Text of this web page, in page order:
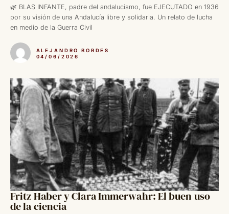
🌿 BLAS INFANTE, padre del andalucismo, fue EJECUTADO en 1936
por su visión de una Andalucía libre y solidaria. Un relato de lucha
en medio de la Guerra Civil
ALEJANDRO BORDES
04/06/2026
Fritz Haber y Clara Immerwahr: El buen uso
de la ciencia